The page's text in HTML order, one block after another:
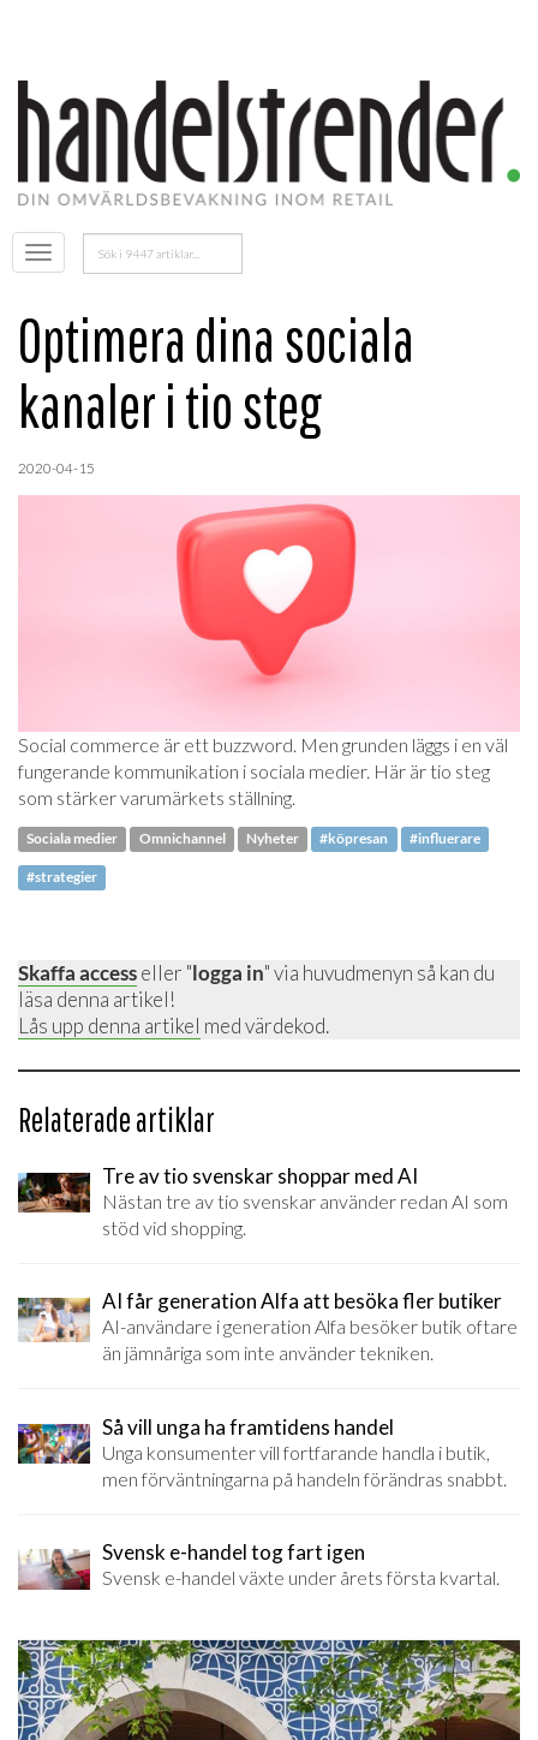
Öppna
menyn
Sök
efter:
Optimera dina sociala
kanaler i tio steg
2020-04-15
Social commerce är ett buzzword. Men grunden läggs i en väl
fungerande kommunikation i sociala medier. Här är tio steg
som stärker varumärkets ställning.
Sociala medier Omnichannel Nyheter #köpresan #influerare
#strategier
Skaffa accesseller "logga in" via huvudmenyn så kan du
läsa denna artikel!
Lås upp denna artikel med värdekod.
Relaterade artiklar
Tre av tio svenskar shoppar med AI
Nästan tre av tio svenskar använder redan AI som
stöd vid shopping.
AI får generation Alfa att besöka fler butiker
AI-användare i generation Alfa besöker butik oftare
än jämnåriga som inte använder tekniken.
Så vill unga ha framtidens handel
Unga konsumenter vill fortfarande handla i butik,
men förväntningarna på handeln förändras snabbt.
Svensk e-handel tog fart igen
Svensk e-handel växte under årets första kvartal.